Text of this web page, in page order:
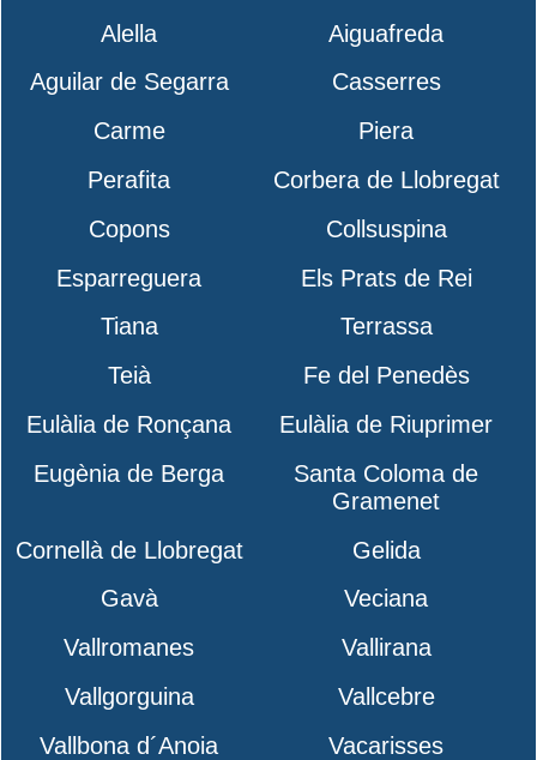
Alella
Aiguafreda
Aguilar de Segarra
Casserres
Carme
Piera
Perafita
Corbera de Llobregat
Copons
Collsuspina
Esparreguera
Els Prats de Rei
Tiana
Terrassa
Teià
Fe del Penedès
Eulàlia de Ronçana
Eulàlia de Riuprimer
Eugènia de Berga
Santa Coloma de
Gramenet
Cornellà de Llobregat
Gelida
Gavà
Veciana
Vallromanes
Vallirana
Vallgorguina
Vallcebre
Vallbona d´Anoia
Vacarisses